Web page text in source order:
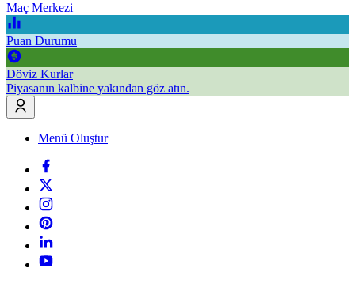
Maç Merkezi
Puan Durumu
Döviz Kurlar
Piyasanın kalbine yakından göz atın.
Menü Oluştur